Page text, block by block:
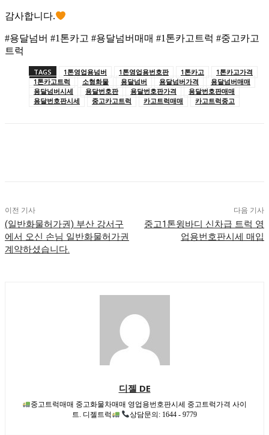
감사합니다.
#용달넘버 #1톤카고 #용달넘버매매 #1톤카고트럭 #중고카고
트럭
TAGS 1톤영업용넘버 1톤영업용번호판 1톤카고
1톤카고가격
1톤카고트럭
소형화물 용달넘버 용달넘버가격
용달넘버매매
용달넘버시세
용달번호판 용달번호판가격
용달번호판매매
용달번호판시세
중고카고트럭 카고트럭매매 카고트럭중고
이전 기사
(일반화물허가권) 부산 강서구
에서 오신 손님 일반화물허가권
계약하셨습니다.
다음 기사
중고1톤윙바디 신차급 트럭 영
업용번호판시세 매입
디젤 DE
중고트럭매매 중고화물차매매 영업용번호판시세 중고트럭가격 사이
트. 디젤트럭
상담문의: 1644 - 9779